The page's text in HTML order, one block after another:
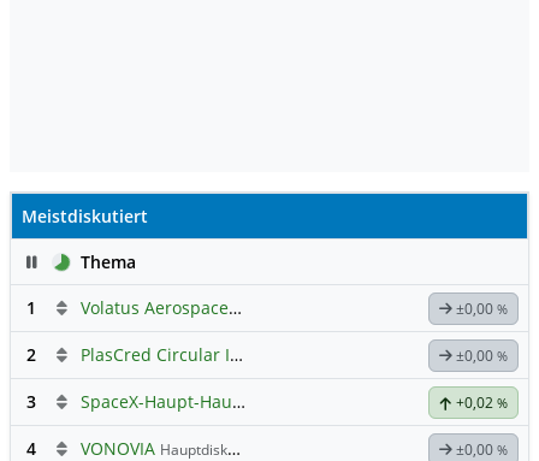
Meistdiskutiert
PauseThema
1
Volatus Aerospace (Offener Austausch) ±0,00 %
2 PlasCred Circular Innovations ±0,00 %
3 SpaceX-Haupt-Hauptforum +0,02 %
4 VONOVIA Hauptdiskussion ±0,00 %